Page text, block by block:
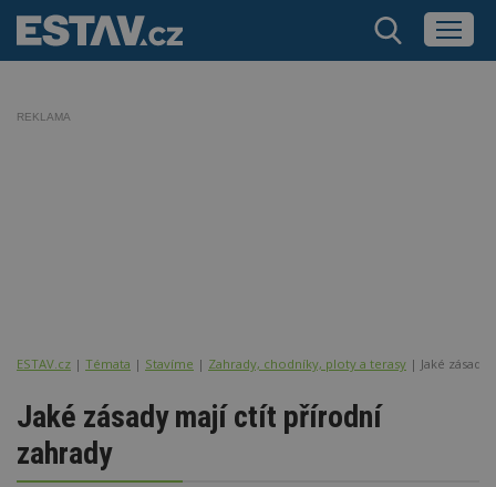
REKLAMA
ESTAV.cz Témata Stavíme Zahrady, chodníky, ploty a terasy Jaké
Jaké zásady mají ctít přírodní
zahrady